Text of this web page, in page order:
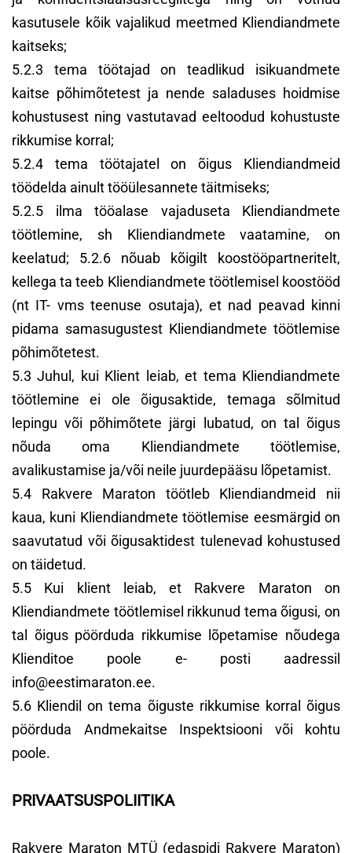
kasutusele kõik vajalikud meetmed Kliendiandmete
kaitseks;
5.2.3 tema töötajad on teadlikud isikuandmete
kaitse põhimõtetest ja nende saladuses hoidmise
kohustusest ning vastutavad eeltoodud kohustuste
rikkumise korral;
5.2.4 tema töötajatel on õigus Kliendiandmeid
töödelda ainult tööülesannete täitmiseks;
5.2.5 ilma tööalase vajaduseta Kliendiandmete
töötlemine, sh Kliendiandmete vaatamine, on
keelatud; 5.2.6 nõuab kõigilt koostööpartneritelt,
kellega ta teeb Kliendiandmete töötlemisel koostööd
(nt IT- vms teenuse osutaja), et nad peavad kinni
pidama samasugustest Kliendiandmete töötlemise
põhimõtetest.
5.3 Juhul, kui Klient leiab, et tema Kliendiandmete
töötlemine ei ole õigusaktide, temaga sõlmitud
lepingu või põhimõtete järgi lubatud, on tal õigus
nõuda oma Kliendiandmete töötlemise,
avalikustamise ja/või neile juurdepääsu lõpetamist.
5.4 Rakvere Maraton töötleb Kliendiandmeid nii
kaua, kuni Kliendiandmete töötlemise eesmärgid on
saavutatud või õigusaktidest tulenevad kohustused
on täidetud.
5.5 Kui klient leiab, et Rakvere Maraton on
Kliendiandmete töötlemisel rikkunud tema õigusi, on
tal õigus pöörduda rikkumise lõpetamise nõudega
Klienditoe poole e- posti aadressil
info@eestimaraton.ee.
5.6 Kliendil on tema õiguste rikkumise korral õigus
pöörduda Andmekaitse Inspektsiooni või kohtu
poole.
PRIVAATSUSPOLIITIKA
Rakvere Maraton MTÜ (edaspidi Rakvere Maraton)